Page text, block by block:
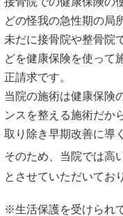
どの怪我の急性期の局
未だに接骨院や整骨院
どを健康保険を使って
正請求です。
当院の施術は健康保険
ンスを整える施術だか
取り除き早期改善に導
そのため、当院では高
とさせていただいてお
※生活保護を受けられ